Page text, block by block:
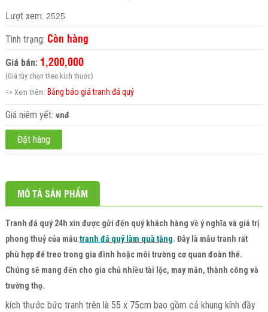
Lượt xem: 2525
Tình trạng: Còn hàng
Giá bán: 1,200,000
(Giá tùy chọn theo kích thước)
=> Xem thêm: Bảng báo giá tranh đá quý
Giá niêm yết: vnđ
Đặt hàng
MÔ TẢ SẢN PHẨM
Tranh đá quý 24h xin được gửi đến quý khách hàng về ý nghĩa và giá trị
phong thuỷ của mẫu tranh đá quý làm quà tặng. Đây là mẫu tranh rất
phù hợp để treo trong gia đình hoặc môi trường cơ quan đoàn thể.
Chúng sẽ mang đến cho gia chủ nhiều tài lộc, may mắn, thành công và
trường thọ.
kích thước bức tranh trên là 55 x 75cm bao gồm cả khung kính đầy